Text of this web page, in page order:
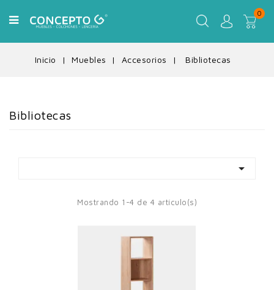
0
Inicio Muebles Accesorios Bibliotecas
Bibliotecas

Mostrando 1-4 de 4 artículo(s)